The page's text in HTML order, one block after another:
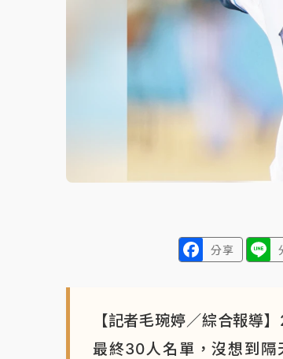
分享
【記者毛琬婷／綜合報導
最終30人名單，沒想到隔